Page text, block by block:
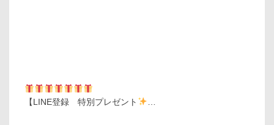
【LINE登録 特別プレゼント